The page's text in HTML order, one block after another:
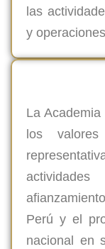
las
y
La
los
Perú y el
nacional en